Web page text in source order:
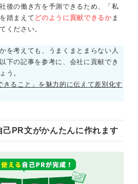
後の働き方を予測できるため、「私
踏まえて どのように貢献できるか ま
ください。
を考えても、うまくまとまらない人
下の記事を参考に、会社に貢献でき
う。
きること」を魅力的に伝えて差別化す
己PR文がかんたんに作れます